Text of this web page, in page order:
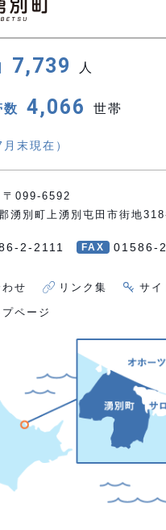
7,739 人
数 4,066 世帯
末現在）
〒099-6592
湧別町上湧別屯田市街地318
2-2111 FAX 01586-
せ リンク集 サイ
ページ